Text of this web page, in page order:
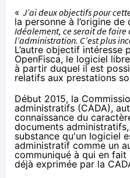
« J’ai deux objectifs pour
la personne à l’origine
Idéalement, ce serait de faire
l’administration. C’est plus
L’autre objectif intéresse
OpenFisca, le logiciel
à partir duquel il est
relatifs aux prestations
Début 2015, la
administratifs (CADA),
connaissance du
documents
substance qu'un logiciel
administratif comme un
communiqué à qui en
déjà exprimée par la